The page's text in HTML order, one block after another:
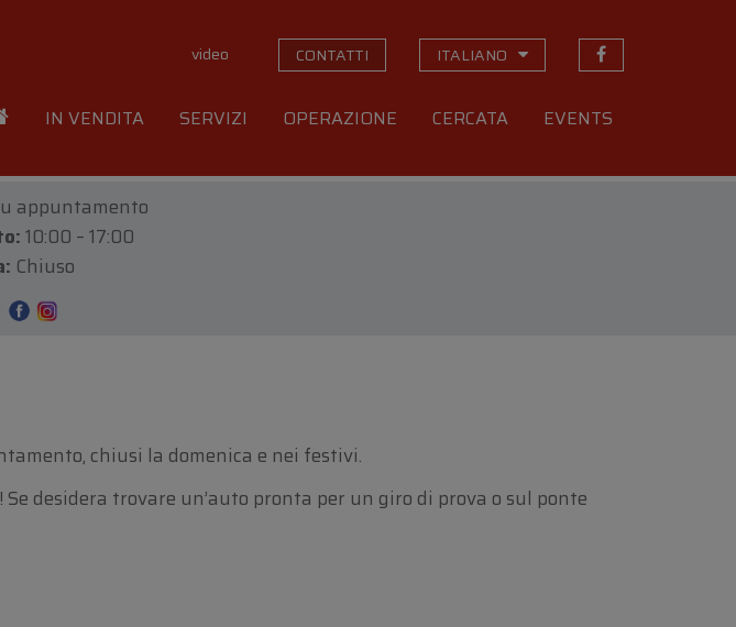
video CONTATTI ITALIANO
IN VENDITA SERVIZI OPERAZIONE CERCATA EVENTS
appuntamento
10:00 – 17:00
Chiuso
chiusi la domenica e nei festivi.
desidera trovare un’auto pronta per un giro di prova o sul ponte